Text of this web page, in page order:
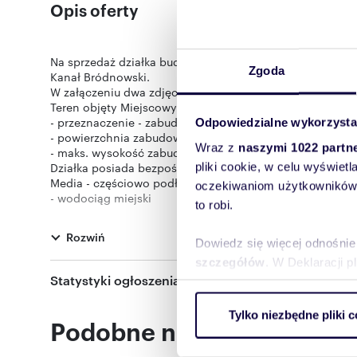
Zgoda
Odpowiedzialne
Wraz z naszymi 1022
pliki cookie, w celu
oczekiwaniom
to robi.
Dowiedz się więcej
szczegółów . W Deklaracji
ruch w naszej witrynie.
reklamowym i
Tylko niezbędne pliki
Opis oferty
Na sprzedaż działka budowlana położona w
Kanał Bródnowski.
W załączeniu dwa zdjęcia przedstawiające wizualizację,
Teren objęty Miejscowym Planem Zagospodarowania
- przeznaczenie - zabudowa jednorodzinna lub
- powierzchnia zabudowy 30% - ok. 253 m
- maks. wysokość zabudowy 12m dla dachu skośnego
Działka posiada bezpośredni dostęp do ulicy.
Media - częściowo podłączone na potrzeby budynku
- wodociąg miejski
- prąd
Działka położona jest w spokojnej, kameralnej
Usytuowana przy cichej, mało uczęszczanej uliczce,
atutem nieruchomości jest dobra komunikacja – do
Rozwiń
Statystyki ogłoszenia:
Podobne nieruchomości